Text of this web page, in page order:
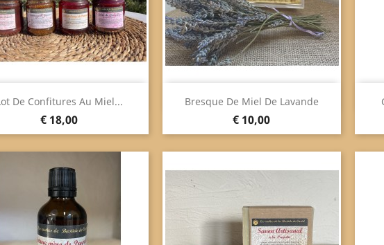
De Confitures Au Miel...
Prijs
€ 18,00
Snel bekijken Bresque De Miel De Lavande
Prijs
€ 10,00
 Snel bekijken